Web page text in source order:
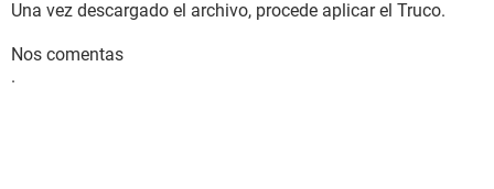
Una vez descargado el archivo, procede aplicar el Truco.
Nos comentas
.